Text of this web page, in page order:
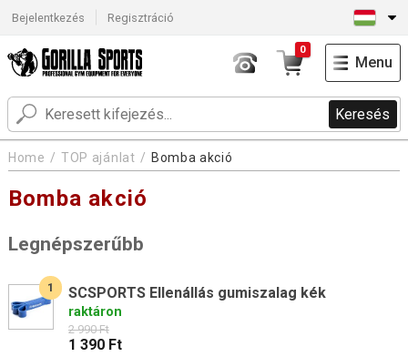
Bejelentkezés Regisztráció
Keresés
0
Menu
Home TOP ajánlat Bomba akció
Bomba akció
Legnépszerűbb
1 SCSPORTS Ellenállás gumiszalag kék
raktáron
2 990 Ft
1 390 Ft